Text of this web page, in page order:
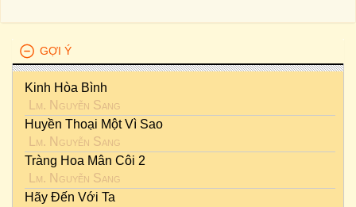
GỢI Ý
Kinh Hòa Bình
Lm. Nguyễn Sang
Huyền Thoại Một Vì Sao
Lm. Nguyễn Sang
Tràng Hoa Mân Côi 2
Lm. Nguyễn Sang
Hãy Đến Với Ta